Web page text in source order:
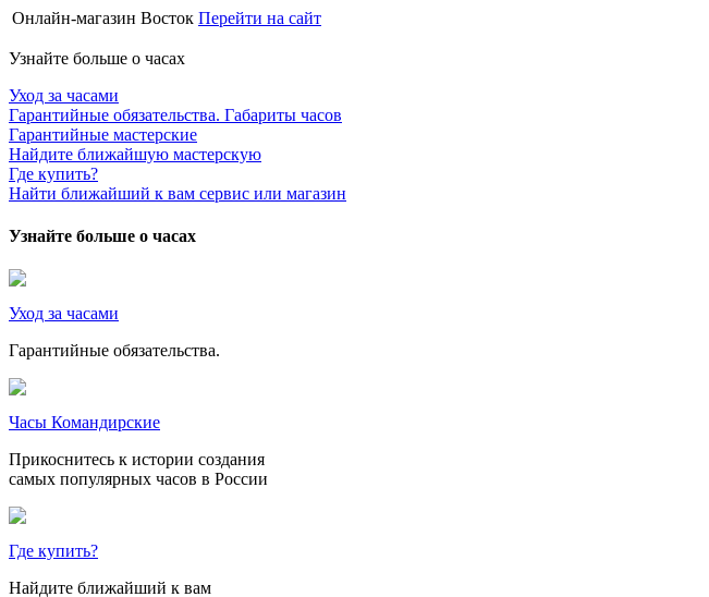
Онлайн-магазин Восток Перейти на сайт
Узнайте больше о часах
Уход за часами
Гарантийные обязательства. Габариты часов
Гарантийные мастерские
Найдите ближайшую мастерскую
Где купить?
Найти ближайший к вам сервис или магазин
Узнайте больше о часах
Уход за часами
Гарантийные обязательства.
Часы Командирские
Прикоснитесь к истории создания
самых популярных часов в России
Где купить?
Найдите ближайший к вам